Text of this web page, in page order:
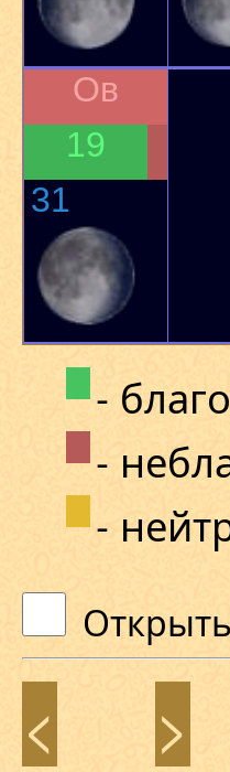
Ов
19
31
-
-
-
< >